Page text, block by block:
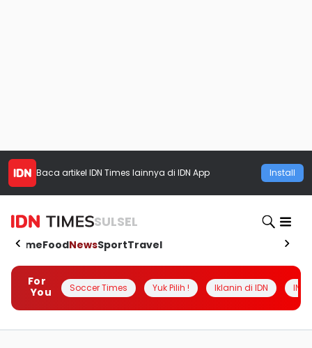
Baca artikel IDN Times lainnya di IDN App Install
SULSEL
HomeFoodNewsSportTravel
For
You
Soccer Times Yuk Pilih ! Iklanin di IDN